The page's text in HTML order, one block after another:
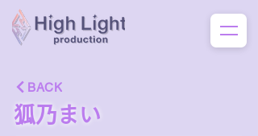
狐乃まい
BACK